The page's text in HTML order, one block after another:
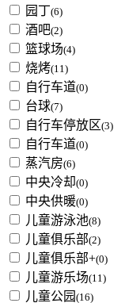
园丁(6)
酒吧(2)
篮球场(4)
烧烤(11)
自行车道(0)
台球(7)
自行车停放区(3)
自行车道(0)
蒸汽房(6)
中央冷却(0)
中央供暖(0)
儿童游泳池(8)
儿童俱乐部(2)
儿童俱乐部+(0)
儿童游乐场(11)
儿童公园 (16)